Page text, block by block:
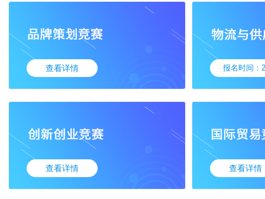
查看详情 报名时间：
查看详情 查看详情